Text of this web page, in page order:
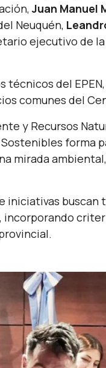
Juan Manuel
Neuquén,
ejecutivo de
técnicos del
comunes del
y Recursos
forma
mirada
iniciativas
incorporando